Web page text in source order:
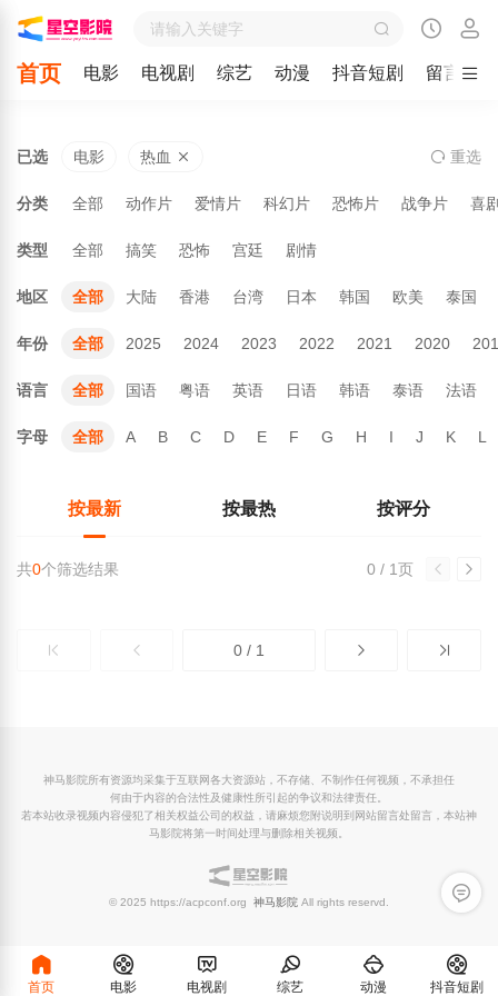
首页 电影 电视剧 综艺 动漫 抖音短剧 留言
已选 电影 热血 重选
分类 全部 动作片 爱情片 科幻片 恐怖片 战争片 喜
类型 全部 搞笑 恐怖 宫廷 剧情
地区 全部 大陆 香港 台湾 日本 韩国 欧美 泰国
年份 全部 2025 2024 2023 2022 2021 2020
语言 全部 国语 粤语 英语 日语 韩语 泰语 法语
字母 全部 A B C D E F G H I J K L
按最新 按最热 按评分
0 / 1页
共0个筛选结果
0 / 1
留言反
神马影院所有资源均采集于互联网各大资源站，不存储、不制作任何视频，不承担任
何由于内容的合法性及健康性所引起的争议和法律责任。
若本站收录视频内容侵犯了相关权益公司的权益，请麻烦您附说明到网站留言处留言，本站神
马影院将第一时间处理与删除相关视频。
© 2025 https://acpconf.org 神马影院 All rights reservd.
首页 电影 电视剧 综艺 动漫 抖音短剧